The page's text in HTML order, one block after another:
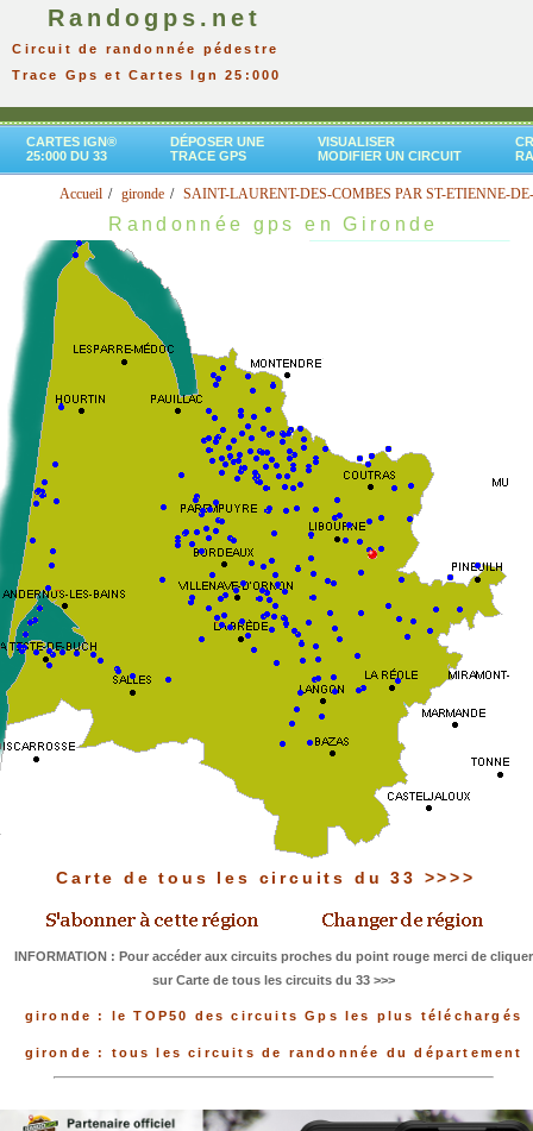
Randogps.net
Circuit de randonnée pédestre
Trace Gps et Cartes Ign 25:000
CARTES IGN®
25:000 DU 33
DÉPOSER UNE
TRACE GPS
VISUALISER
MODIFIER UN CIRCUIT
Accueil gironde SAINT-LAURENT-DES-COMBES PAR ST-ETIENNE-
Randonnée gps en Gironde
Carte de tous les circuits du 33 >>>>
INFORMATION : Pour accéder aux circuits proches du point rouge merci de cliquer
sur Carte de tous les circuits du 33 >>>
gironde : le TOP50 des circuits Gps les plus téléchargés
gironde : tous les circuits de randonnée du département